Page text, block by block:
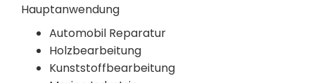
Hauptanwendung
Automobil Reparatur
Holzbearbeitung
Kunststoffbearbeitung